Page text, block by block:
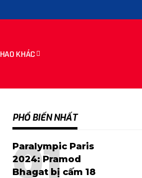
KHÁC
PHỔ BIẾN NHẤT
Paralympic Paris
2024: Pramod
Bhagat bị cấm 18